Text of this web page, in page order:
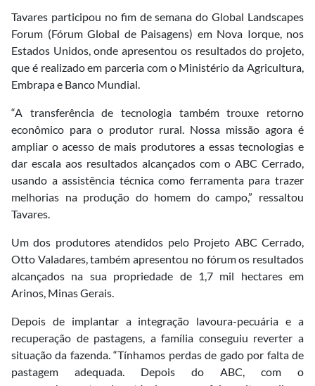
Tavares participou no fim de semana do Global Landscapes
Forum (Fórum Global de Paisagens) em Nova Iorque, nos
Estados Unidos, onde apresentou os resultados do projeto,
que é realizado em parceria com o Ministério da Agricultura,
Embrapa e Banco Mundial.
“A transferência de tecnologia também trouxe retorno
econômico para o produtor rural. Nossa missão agora é
ampliar o acesso de mais produtores a essas tecnologias e
dar escala aos resultados alcançados com o ABC Cerrado,
usando a assistência técnica como ferramenta para trazer
melhorias na produção do homem do campo,” ressaltou
Tavares.
Um dos produtores atendidos pelo Projeto ABC Cerrado,
Otto Valadares, também apresentou no fórum os resultados
alcançados na sua propriedade de 1,7 mil hectares em
Arinos, Minas Gerais.
Depois de implantar a integração lavoura-pecuária e a
recuperação de pastagens, a família conseguiu reverter a
situação da fazenda. “Tínhamos perdas de gado por falta de
pastagem adequada. Depois do ABC, com o